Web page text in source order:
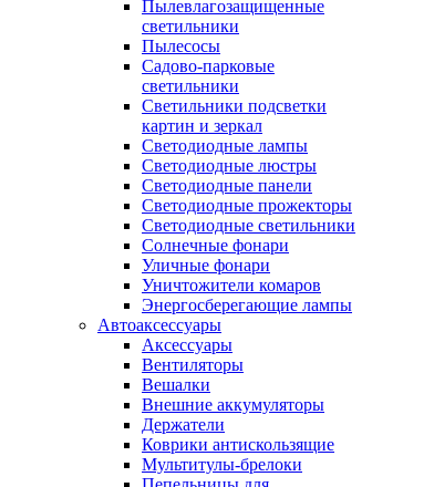
Пылевлагозащищенные
светильники
Пылесосы
Садово-парковые
светильники
Светильники подсветки
картин и зеркал
Светодиодные лампы
Светодиодные люстры
Светодиодные панели
Светодиодные прожекторы
Светодиодные светильники
Солнечные фонари
Уличные фонари
Уничтожители комаров
Энергосберегающие лампы
Автоаксессуары
Аксессуары
Вентиляторы
Вешалки
Внешние аккумуляторы
Держатели
Коврики антискользящие
Мультитулы-брелоки